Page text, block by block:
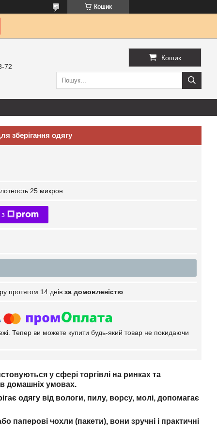
Кошик
72
Кошик
зберігання одягу
25 микрон
протягом 14 днів за домовленістю
Тепер ви можете купити будь-який товар не покидаючи
у сфері торгівлі на ринках та
домашніх умовах.
одягу від вологи, пилу, ворсу, молі, допомагає
паперові чохли (пакети), вони зручні і практичні